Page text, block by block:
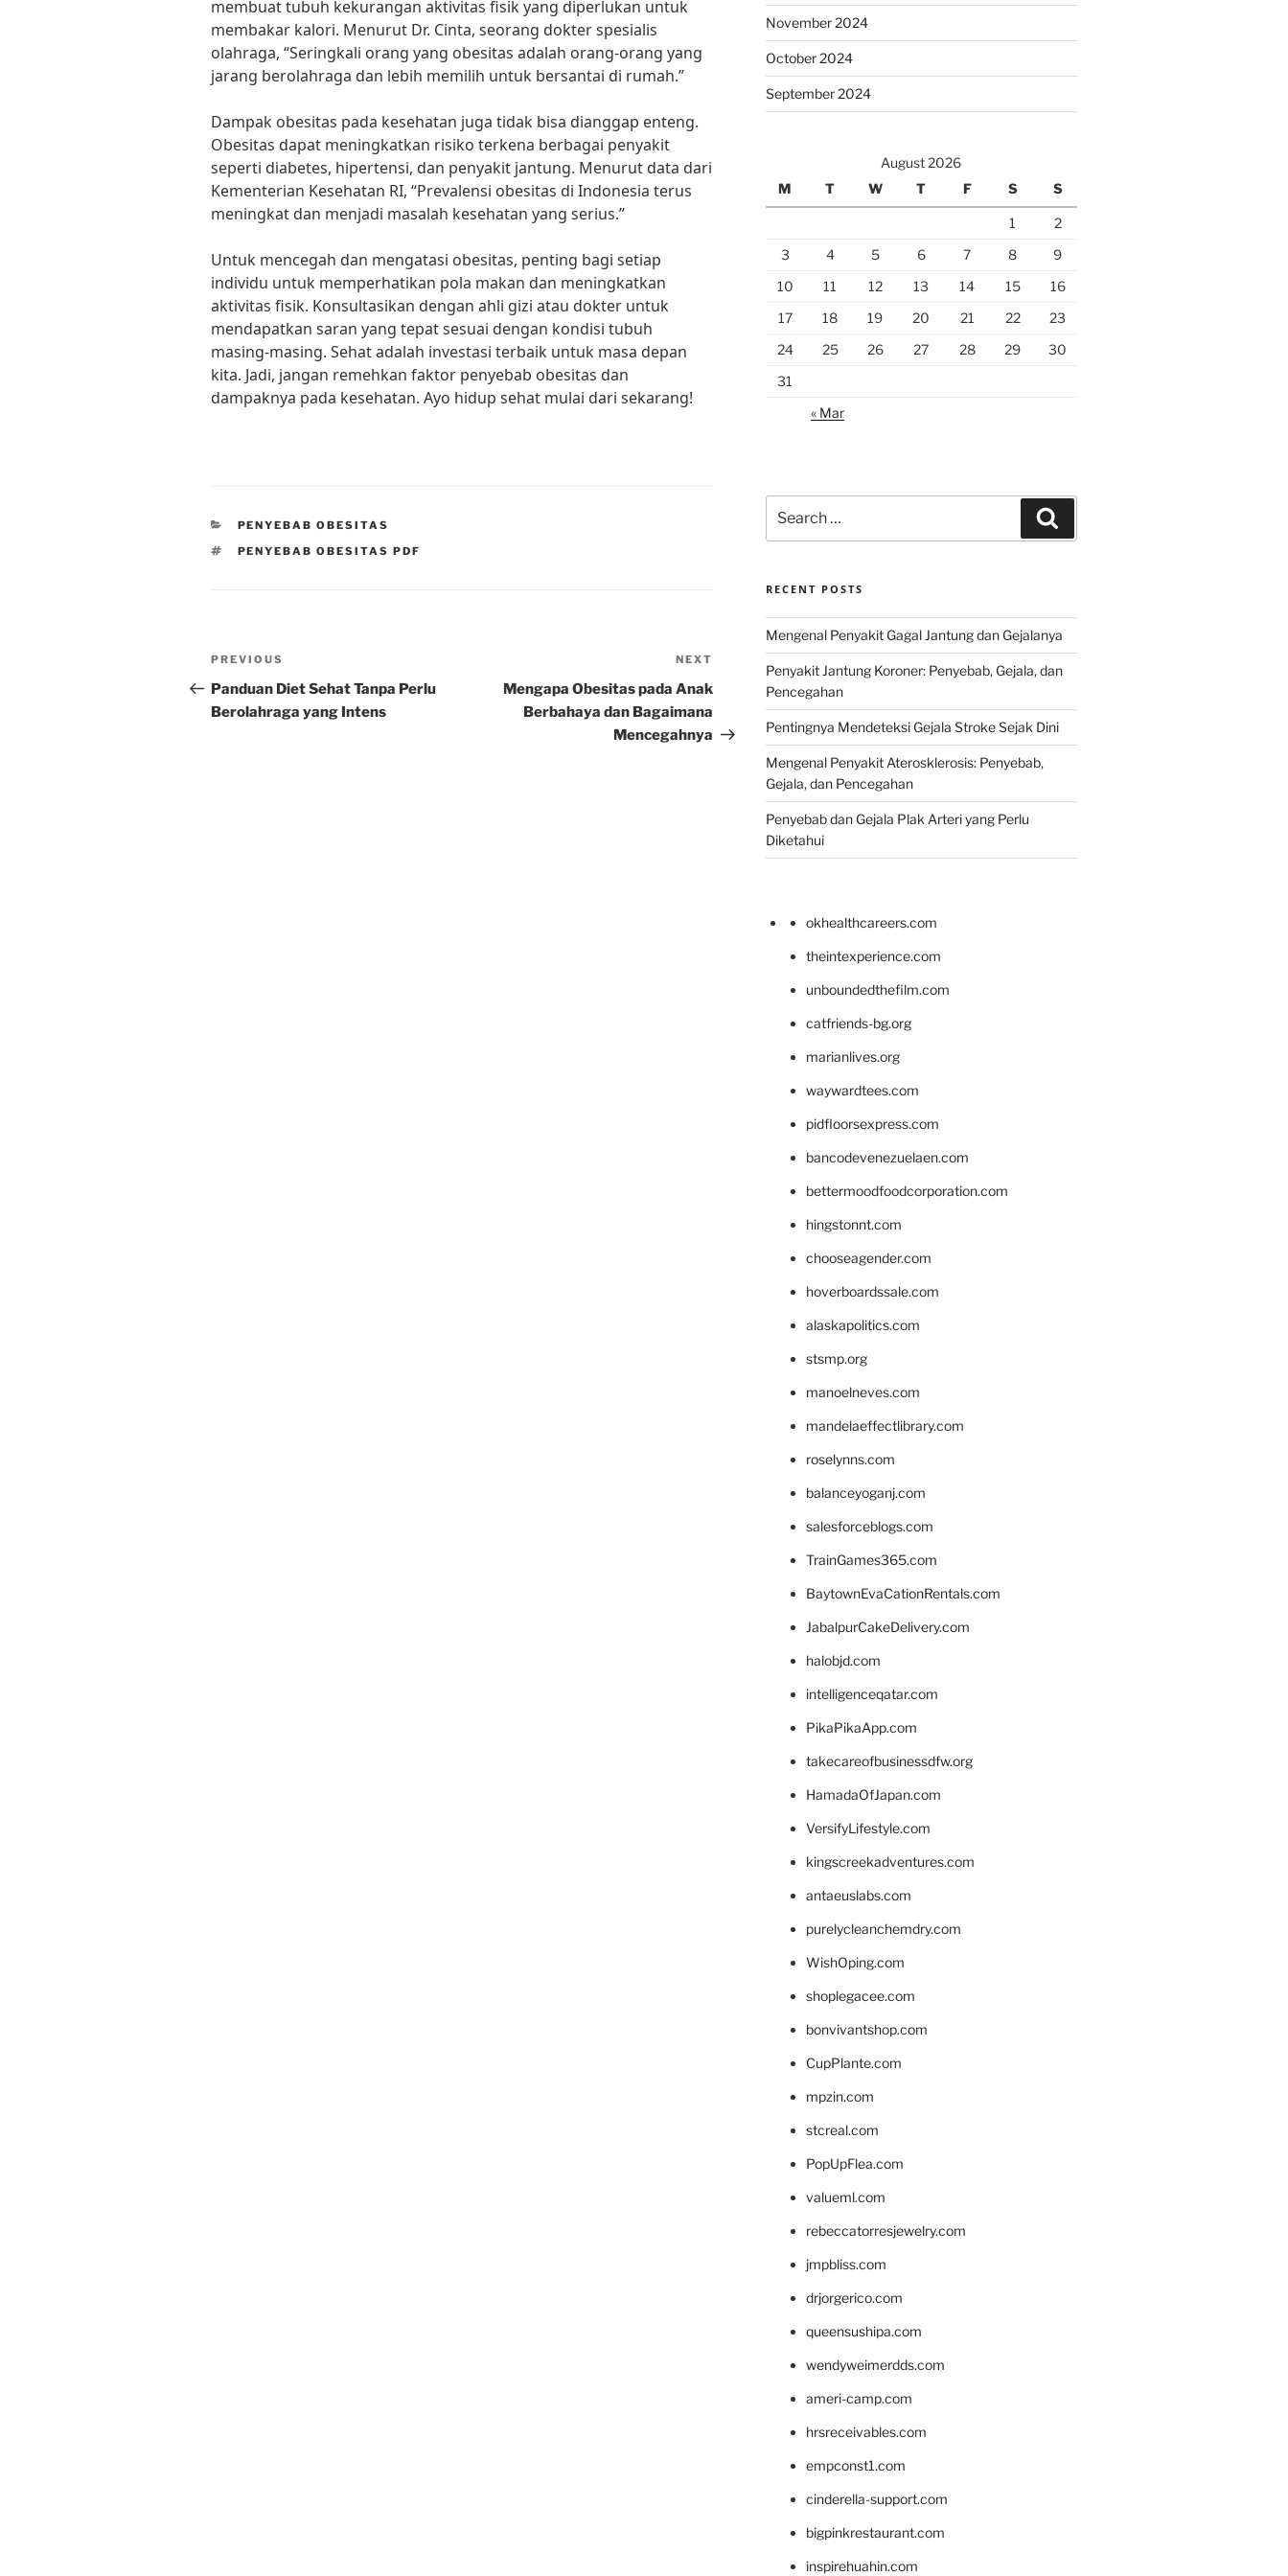
membuat tubuh kekurangan aktivitas fisik yang diperlukan untuk
membakar kalori. Menurut Dr. Cinta, seorang dokter spesialis
olahraga, “Seringkali orang yang obesitas adalah orang-orang yang
jarang berolahraga dan lebih memilih untuk bersantai di rumah.”
Dampak obesitas pada kesehatan juga tidak bisa dianggap enteng.
Obesitas dapat meningkatkan risiko terkena berbagai penyakit
seperti diabetes, hipertensi, dan penyakit jantung. Menurut data dari
Kementerian Kesehatan RI, “Prevalensi obesitas di Indonesia terus
meningkat dan menjadi masalah kesehatan yang serius.”
Untuk mencegah dan mengatasi obesitas, penting bagi setiap
individu untuk memperhatikan pola makan dan meningkatkan
aktivitas fisik. Konsultasikan dengan ahli gizi atau dokter untuk
mendapatkan saran yang tepat sesuai dengan kondisi tubuh
masing-masing. Sehat adalah investasi terbaik untuk masa depan
kita. Jadi, jangan remehkan faktor penyebab obesitas dan
dampaknya pada kesehatan. Ayo hidup sehat mulai dari sekarang!
CATEGORIES
PENYEBAB OBESITAS
TAGS
PENYEBAB OBESITAS PDF
Post
navigation
Previous
Post
PREVIOUS
Panduan Diet Sehat Tanpa Perlu
Berolahraga yang Intens
Post
NEXT
Mengapa Obesitas pada Anak
Berbahaya dan Bagaimana
Mencegahnya
November 2024
October 2024
September 2024
August 2026
M
T W T F S S
1
2
3
4 5 6 7 8
9
10
11 12 13 14 15
16
17
18 19 20 21 22
23
24
25 26 27 28 29
30
31
« Mar
for:
RECENT POSTS
Mengenal Penyakit Gagal Jantung dan Gejalanya
Penyakit Jantung Koroner: Penyebab, Gejala, dan
Pencegahan
Pentingnya Mendeteksi Gejala Stroke Sejak Dini
Mengenal Penyakit Aterosklerosis: Penyebab,
Gejala, dan Pencegahan
Penyebab dan Gejala Plak Arteri yang Perlu
Diketahui
okhealthcareers.com
theintexperience.com
unboundedthefilm.com
catfriends-bg.org
marianlives.org
waywardtees.com
pidfloorsexpress.com
bancodevenezuelaen.com
bettermoodfoodcorporation.com
hingstonnt.com
chooseagender.com
hoverboardssale.com
alaskapolitics.com
stsmp.org
manoelneves.com
mandelaeffectlibrary.com
roselynns.com
balanceyoganj.com
salesforceblogs.com
TrainGames365.com
BaytownEvaCationRentals.com
JabalpurCakeDelivery.com
halobjd.com
intelligenceqatar.com
PikaPikaApp.com
takecareofbusinessdfw.org
HamadaOfJapan.com
VersifyLifestyle.com
kingscreekadventures.com
antaeuslabs.com
purelycleanchemdry.com
WishOping.com
shoplegacee.com
bonvivantshop.com
CupPlante.com
mpzin.com
stcreal.com
PopUpFlea.com
valueml.com
rebeccatorresjewelry.com
jmpbliss.com
drjorgerico.com
queensushipa.com
wendyweimerdds.com
ameri-camp.com
hrsreceivables.com
empconst1.com
cinderella-support.com
bigpinkrestaurant.com
inspirehuahin.com